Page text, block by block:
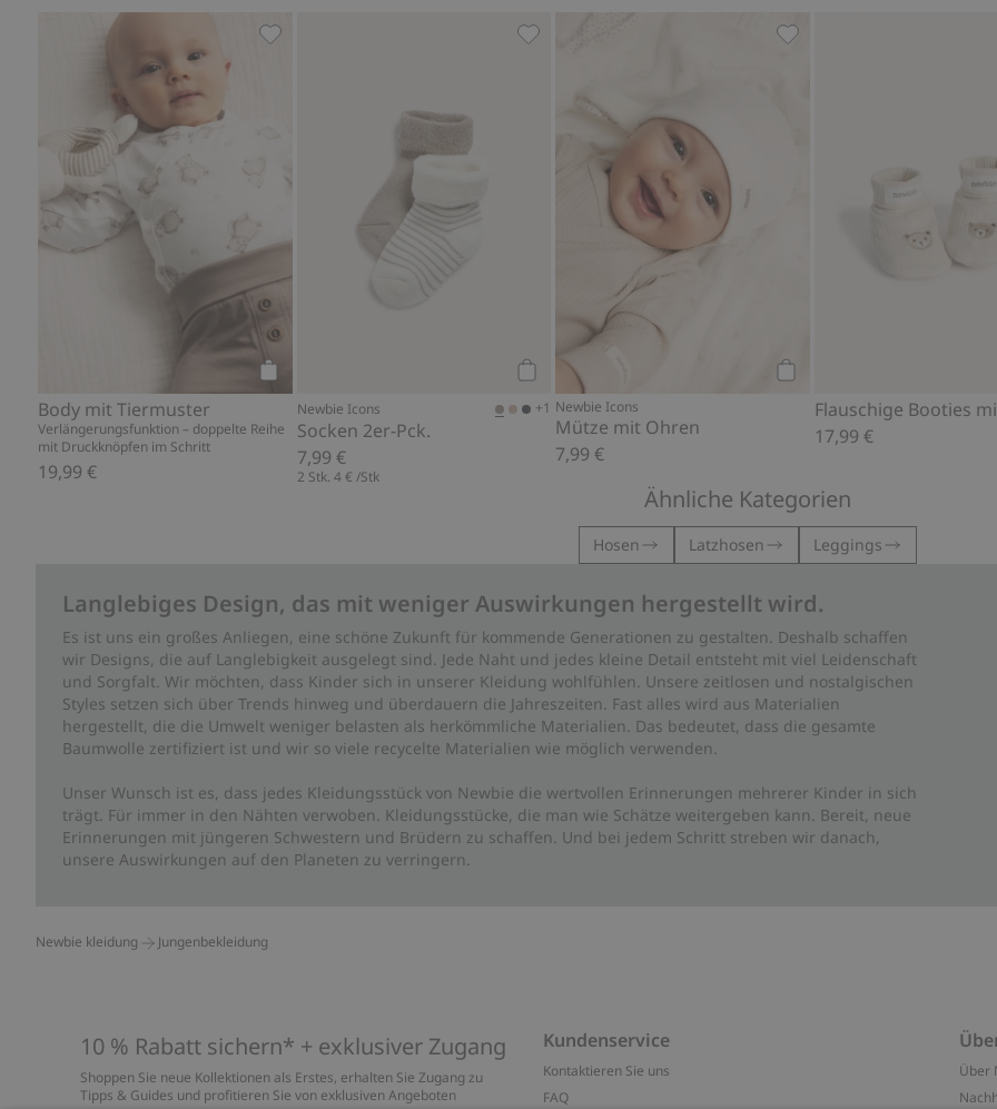
Kaufen
Body mit Tiermuster
Verlängerungsfunktion – doppelte Reihe
mit Druckknöpfen im Schritt
19,99 €
Kaufen
Newbie Icons +1
Socken 2er-Pck.
7,99 €
2 Stk. 4 € /Stk
Newbie Icons
Mütze mit Ohren
7,99 €
Flauschige Booties
17,99 €
Ähnliche Kategorien
Hosen Latzhosen Leggings
Langlebiges Design, das mit weniger Auswirkungen hergestellt wird.
Es ist uns ein großes Anliegen, eine schöne Zukunft für kommende Generationen zu gestalten. Deshalb schaffen
wir Designs, die auf Langlebigkeit ausgelegt sind. Jede Naht und jedes kleine Detail entsteht mit viel Leidenschaft
und Sorgfalt. Wir möchten, dass Kinder sich in unserer Kleidung wohlfühlen. Unsere zeitlosen und nostalgischen
Styles setzen sich über Trends hinweg und überdauern die Jahreszeiten. Fast alles wird aus Materialien
hergestellt, die die Umwelt weniger belasten als herkömmliche Materialien. Das bedeutet, dass die gesamte
Baumwolle zertifiziert ist und wir so viele recycelte Materialien wie möglich verwenden.
Unser Wunsch ist es, dass jedes Kleidungsstück von Newbie die wertvollen Erinnerungen mehrerer Kinder in sich
trägt. Für immer in den Nähten verwoben. Kleidungsstücke, die man wie Schätze weitergeben kann. Bereit, neue
Erinnerungen mit jüngeren Schwestern und Brüdern zu schaffen. Und bei jedem Schritt streben wir danach,
unsere Auswirkungen auf den Planeten zu verringern.
Newbie kleidung Jungenbekleidung
10 % Rabatt sichern* + exklusiver Zugang
Shoppen Sie neue Kollektionen als Erstes, erhalten Sie Zugang zu
Tipps & Guides und profitieren Sie von exklusiven Angeboten
Kundenservice
Kontaktieren Sie uns
FAQ
Über